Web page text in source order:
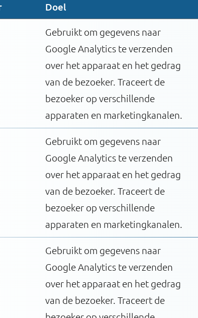
Doel
Gebruikt om gegevens naar
Google Analytics te verzenden
over het apparaat en het gedrag
van de bezoeker. Traceert de
bezoeker op verschillende
apparaten en marketingkanalen.
Gebruikt om gegevens naar
Google Analytics te verzenden
over het apparaat en het gedrag
van de bezoeker. Traceert de
bezoeker op verschillende
apparaten en marketingkanalen.
Gebruikt om gegevens naar
Google Analytics te verzenden
over het apparaat en het gedrag
van de bezoeker. Traceert de